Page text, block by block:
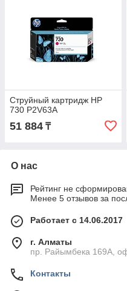
Струйный картридж HP
730 P2V63A
51 884 ₸
О нас
Рейтинг не
Менее 5 отзывов за
Работает с 14.06.2017
г. Алматы
пр. Райымбека 169А,
Контакты